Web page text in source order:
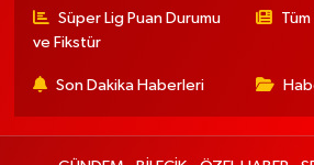
Süper Lig Puan Durumu
ve Fikstür
Son Dakika Haberleri